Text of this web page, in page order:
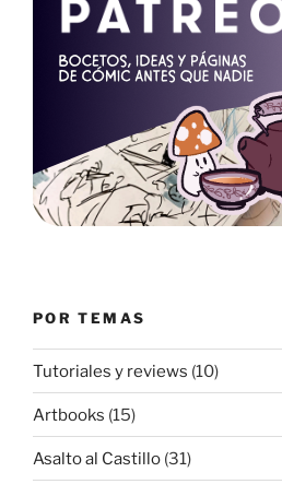
POR TEMAS
Tutoriales y reviews (10)
Artbooks (15)
Asalto al Castillo (31)